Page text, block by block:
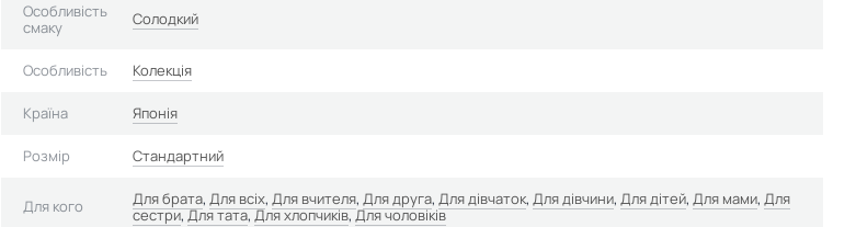
Особливість
смаку
Солодкий
Особливість Колекція
Країна Японія
Розмір Стандартний
Для кого Для брата, Для всіх, Для вчителя, Для друга, Для дівчаток, Для дівчини, Для дітей, Для мами, Для
сестри,Для тата,Для хлопчиків,Для чоловіків